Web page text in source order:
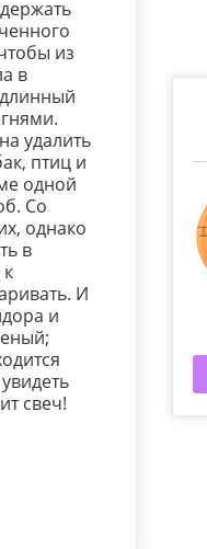
из
в
удалить
птиц и
одной
Со
однако
в
И
и
свеч!